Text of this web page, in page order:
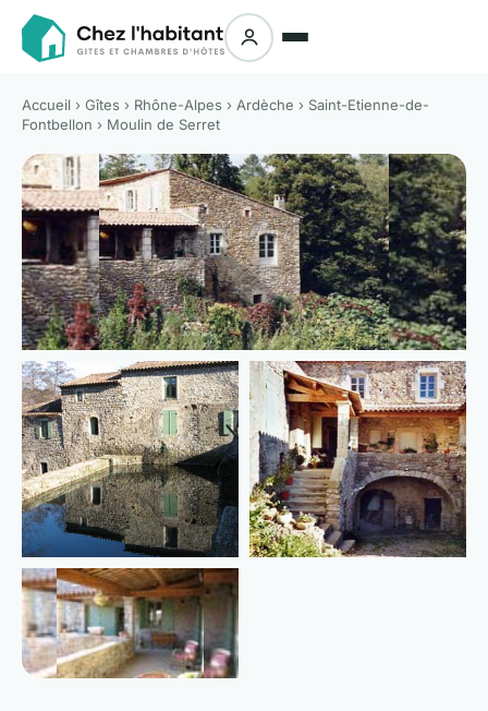
Accueil › Gîtes › Rhône-Alpes › Ardèche › Saint-Etienne-de-
Fontbellon › Moulin de Serret